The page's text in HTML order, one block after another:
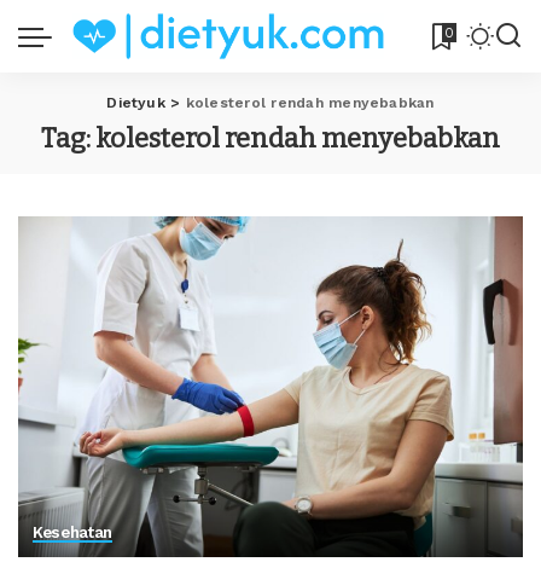
0
Dietyuk> kolesterol rendah menyebabkan
Tag:kolesterol rendah menyebabkan
Kesehatan